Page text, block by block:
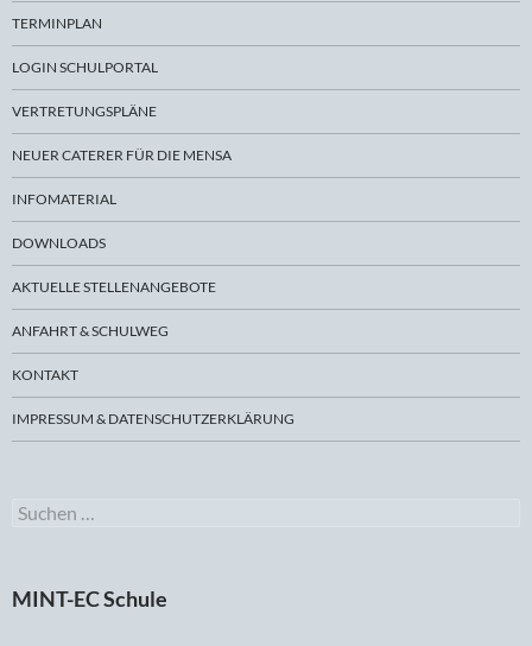
TERMINPLAN
LOGIN SCHULPORTAL
VERTRETUNGSPLÄNE
NEUER CATERER FÜR DIE MENSA
INFOMATERIAL
DOWNLOADS
AKTUELLE STELLENANGEBOTE
ANFAHRT & SCHULWEG
KONTAKT
IMPRESSUM & DATENSCHUTZERKLÄRUNG
Suchen
MINT-EC Schule